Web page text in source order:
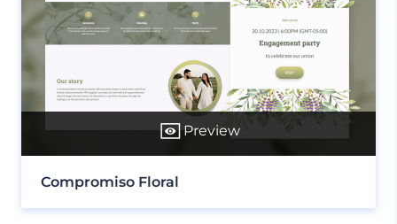
Preview
Compromiso Floral